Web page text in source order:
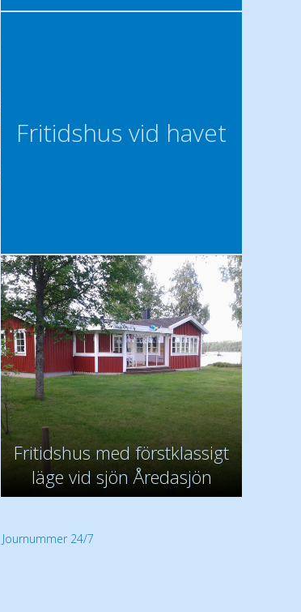
Fritidshus vid havet
Fritidshus med förstklassigt
läge vid sjön Åredasjön
Journummer 24/7